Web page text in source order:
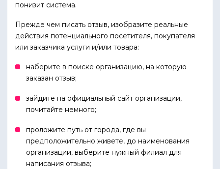
понизит система.
Прежде чем писать отзыв, изобразите реальные
действия потенциального посетителя, покупателя
или заказчика услуги и/или товара:
наберите в поиске организацию, на которую
заказан отзыв;
зайдите на официальный сайт организации,
почитайте немного;
проложите путь от города, где вы
предположительно живете, до наименования
организации, выберите нужный филиал для
написания отзыва;